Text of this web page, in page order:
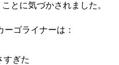
とに気づかされました。
ゴライナーは：
すぎた